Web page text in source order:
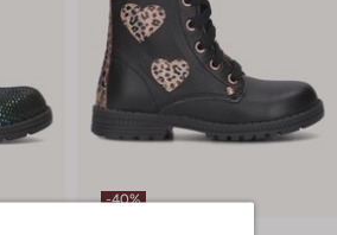
-40%